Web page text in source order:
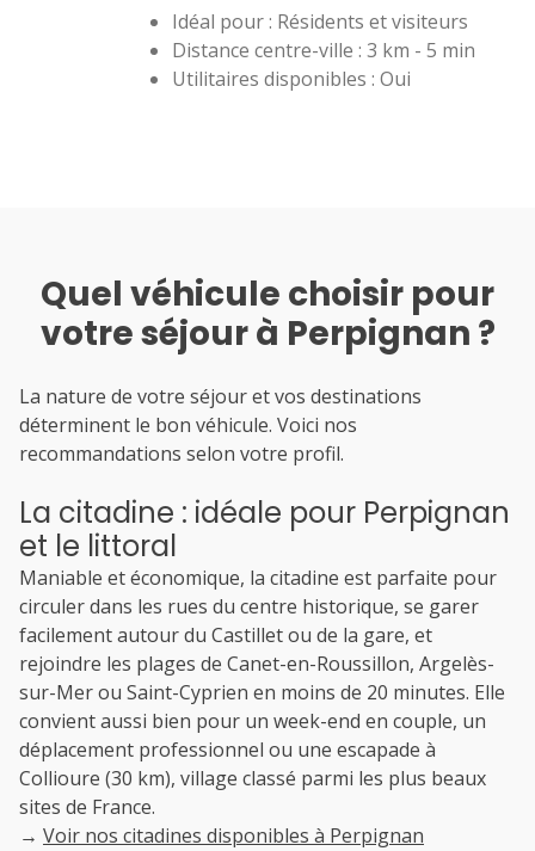
Idéal pour : Résidents et visiteurs
Distance centre-ville : 3 km - 5 min
Utilitaires disponibles : Oui
Quel véhicule choisir pour
votre séjour à Perpignan ?
La nature de votre séjour et vos destinations
déterminent le bon véhicule. Voici nos
recommandations selon votre profil.
La citadine : idéale pour Perpignan
et le littoral
Maniable et économique, la citadine est parfaite pour
circuler dans les rues du centre historique, se garer
facilement autour du Castillet ou de la gare, et
rejoindre les plages de Canet-en-Roussillon, Argelès-
sur-Mer ou Saint-Cyprien en moins de 20 minutes. Elle
convient aussi bien pour un week-end en couple, un
déplacement professionnel ou une escapade à
Collioure (30 km), village classé parmi les plus beaux
sites de France.
→ Voir nos citadines disponibles à Perpignan